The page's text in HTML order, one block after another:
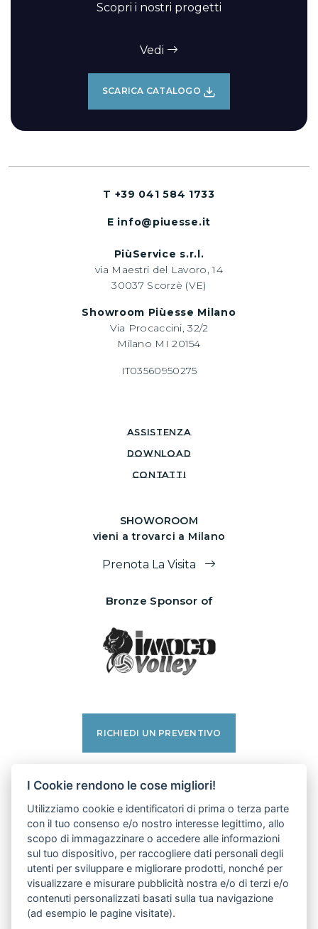
Scopri i nostri progetti
Vedi
SCARICA CATALOGO
T +39 041 584 1733
E info@piuesse.it
PiùService s.r.l.
via Maestri del Lavoro, 14
30037 Scorzè (VE)
Showroom Piùesse Milano
Via Procaccini, 32/2
Milano MI 20154
IT03560950275
assistenza
download
CONTATTI
SHOWOROOM
vieni a trovarci a Milano
Prenota La Visita
Bronze Sponsor of
RICHIEDI UN PREVENTIVO
instagram
linkedin
pinterest
youtube
PRIVACY POLICY
COOKIE POLICY
I Cookie rendono le cose migliori!
Utilizziamo cookie e identificatori di prima o terza parte
con il tuo consenso e/o nostro interesse legittimo, allo
scopo di immagazzinare o accedere alle informazioni
sul tuo dispositivo, per raccogliere dati personali degli
utenti per sviluppare e migliorare prodotti, nonché per
visualizzare e misurare pubblicità nostra e/o di terzi e/o
contenuti personalizzati basati sulla tua navigazione
(ad esempio le pagine visitate).